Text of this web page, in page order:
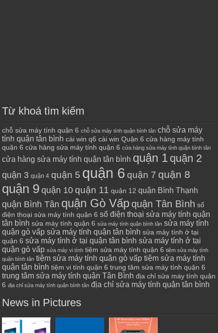
Từ khoá tìm kiếm
chỗ sửa máy tính quận 6 chỗ sửa máy tính quận bình tân chỗ sửa máy
tính quận tân bình cài win q6 cài win Quận 6 cửa hàng máy tính
quận 6 cửa hàng sửa máy tính quận 6 cửa hàng sửa máy tính quận bình tân
cửa hàng sửa máy tính quận tân bình quận 1 quận 2
quận 3 quận 4 quận 5 quận 6 quận 7 quận 8
quận 9 quận 10 quận 11 quận 12 quận Bình Thạnh
quận Bình Tân quận Gò Vấp quận Tân Bình số
điện thoại sửa máy tính quận 6 số điện thoại sửa máy tính quận
tân bình sửa máy tính quận 6 sửa máy tính quận bình tân sửa máy tính
quận gò vấp sửa máy tính quận tân bình sửa máy tính ở tại
quận 6 sửa máy tính ở tại quận tân bình sửa máy tính ở tại
quận gò vấp sửa máy vi tính tiệm sửa máy tính quận 6 tiệm sửa máy tính
quận bình tân tiệm sửa máy tính quận gò vấp tiệm sửa máy tính
quận tân bình tiệm vi tính quận 6 trung tâm sửa máy tính quận 6
trung tâm sửa máy tính quận Tân Bình địa chỉ sửa máy tính quận
6 địa chỉ sửa máy tính quận bình tân địa chỉ sửa máy tính quận tân bình
News in Pictures